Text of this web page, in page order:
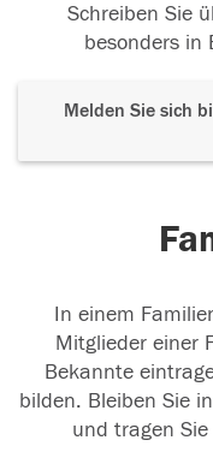
Schreiben Sie
besonders in
Melden Sie sich
In einem
Mitglieder einer
Bekannte
bilden. Bleiben Sie
und tragen